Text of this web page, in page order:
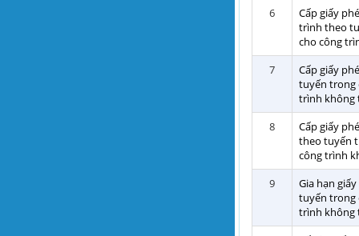
6
Cấp giấy
trình theo
cho công
7
Cấp giấy
tuyến trong
trình không
8
Cấp giấy
theo tuyến
công trình
9
Gia hạn
tuyến trong
trình không